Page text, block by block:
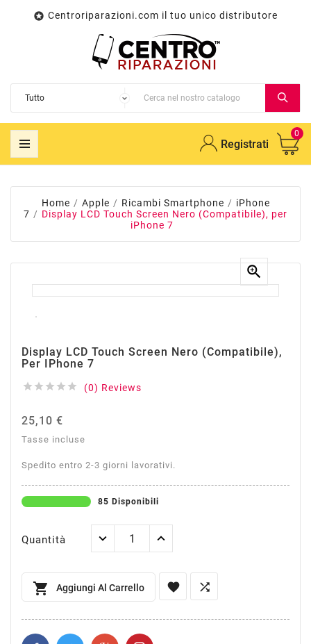
 Centroriparazioni.com il tuo unico distributore
Registrati
0
Home Apple Ricambi Smartphone
iPhone
7
Display LCD Touch Screen Nero (Compatibile), per
iPhone 7

Display LCD Touch Screen Nero (Compatibile),
Per IPhone 7
     (0) Reviews
25,10 €
Tasse incluse
Spedito entro 2-3 giorni lavorativi.
85 Disponibili
Quantità
 Aggiungi Al Carrello  